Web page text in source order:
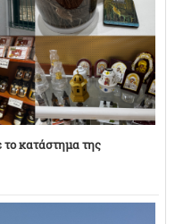
το κατάστημα της